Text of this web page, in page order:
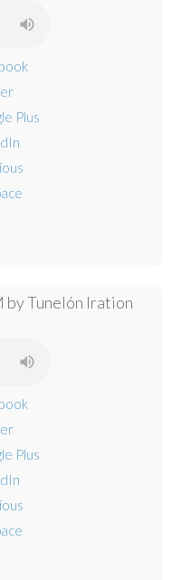
by Tunelón Iration